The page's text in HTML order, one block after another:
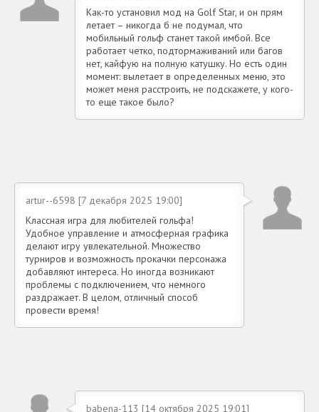
Как-то установил мод на Golf Star, и он прям
летает – никогда б не подумал, что
мобильный гольф станет такой имбой. Все
работает четко, подтормаживаний или багов
нет, кайфую на полную катушку. Но есть один
момент: вылетает в определенных меню, это
может меня расстроить, не подскажете, у кого-
то еще такое было?
artur--6598 [7 декабря 2025 19:00]
Классная игра для любителей гольфа!
Удобное управление и атмосферная графика
делают игру увлекательной. Множество
турниров и возможность прокачки персонажа
добавляют интереса. Но иногда возникают
проблемы с подключением, что немного
раздражает. В целом, отличный способ
провести время!
babena-113 [14 октября 2025 19:01]